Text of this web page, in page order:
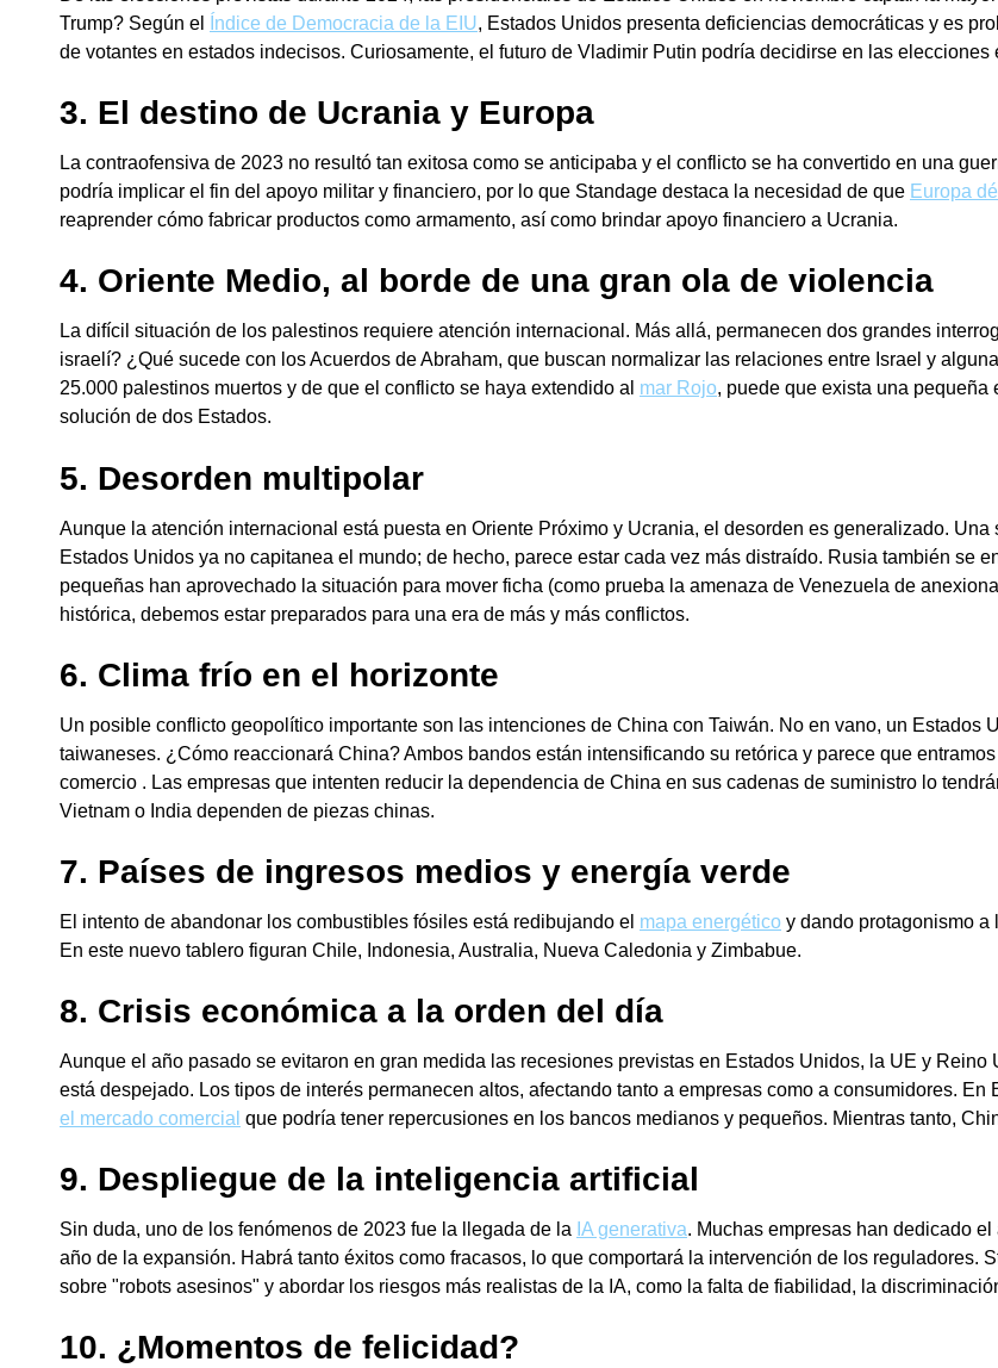
Trump? Según el
Índice de Democracia de la EIU, Estados Unidos presenta deficiencias democráticas y es
de votantes en estados indecisos. Curiosamente, el futuro de Vladimir Putin podría decidirse en las
3. El destino de Ucrania y Europa
La contraofensiva de 2023 no resultó tan exitosa como se anticipaba y el conflicto se ha convertido en una
podría implicar el fin del apoyo militar y financiero, por lo que Standage destaca la necesidad de que Europa
reaprender cómo fabricar productos como armamento, así como brindar apoyo financiero a Ucrania.
4. Oriente Medio, al borde de una gran ola de violencia
La difícil situación de los palestinos requiere atención internacional. Más allá, permanecen dos grandes
israelí? ¿Qué sucede con los Acuerdos de Abraham, que buscan normalizar las relaciones entre Israel y
25.000 palestinos muertos y de que el conflicto se haya extendido al mar Rojo, puede que exista una
solución de dos Estados.
5. Desorden multipolar
Aunque la atención internacional está puesta en Oriente Próximo y Ucrania, el desorden es generalizado. Una
Estados Unidos ya no capitanea el mundo; de hecho, parece estar cada vez más distraído. Rusia también se
pequeñas han aprovechado la situación para mover ficha (como prueba la amenaza de Venezuela de
histórica, debemos estar preparados para una era de más y más conflictos.
6. Clima frío en el horizonte
Un posible conflicto geopolítico importante son las intenciones de China con Taiwán. No en vano, un
taiwaneses. ¿Cómo reaccionará China? Ambos bandos están intensificando su retórica y parece que
comercio . Las empresas que intenten reducir la dependencia de China en sus cadenas de suministro lo
Vietnam o India dependen de piezas chinas.
7. Países de ingresos medios y energía verde
El intento de abandonar los combustibles fósiles está redibujando el mapa energético y dando protagonismo a
En este nuevo tablero figuran Chile, Indonesia, Australia, Nueva Caledonia y Zimbabue.
8. Crisis económica a la orden del día
Aunque el año pasado se evitaron en gran medida las recesiones previstas en Estados Unidos, la UE y
está despejado. Los tipos de interés permanecen altos, afectando tanto a empresas como a consumidores. En
el mercado comercial que podría tener repercusiones en los bancos medianos y pequeños. Mientras tanto,
9. Despliegue de la inteligencia artificial
Sin duda, uno de los fenómenos de 2023 fue la llegada de la IA generativa. Muchas empresas han dedicado
año de la expansión. Habrá tanto éxitos como fracasos, lo que comportará la intervención de los reguladores.
sobre "robots asesinos" y abordar los riesgos más realistas de la IA, como la falta de fiabilidad, la
10. ¿Momentos de felicidad?